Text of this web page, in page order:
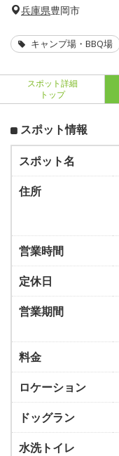
兵庫県豊岡市
キャンプ場・BBQ場
スポット詳細
トップ
スポット情報
スポット名
住所
営業時間
定休日
営業期間
料金
ロケーション
ドッグラン
水洗トイレ